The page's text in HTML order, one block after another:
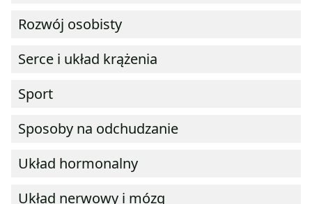
Rozwój osobisty
Serce i układ krążenia
Sport
Sposoby na odchudzanie
Układ hormonalny
Układ nerwowy i mózg